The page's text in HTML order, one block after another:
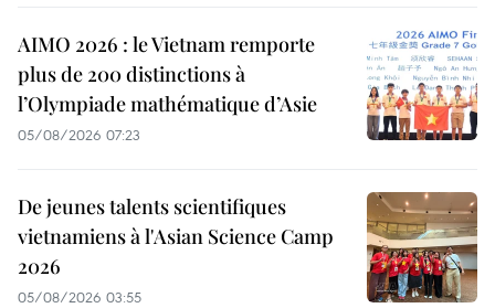
AIMO 2026 : le Vietnam remporte
plus de 200 distinctions à
l’Olympiade mathématique d’Asie
05/08/2026 07:23
De jeunes talents scientifiques
vietnamiens à l'Asian Science Camp
2026
05/08/2026 03:55